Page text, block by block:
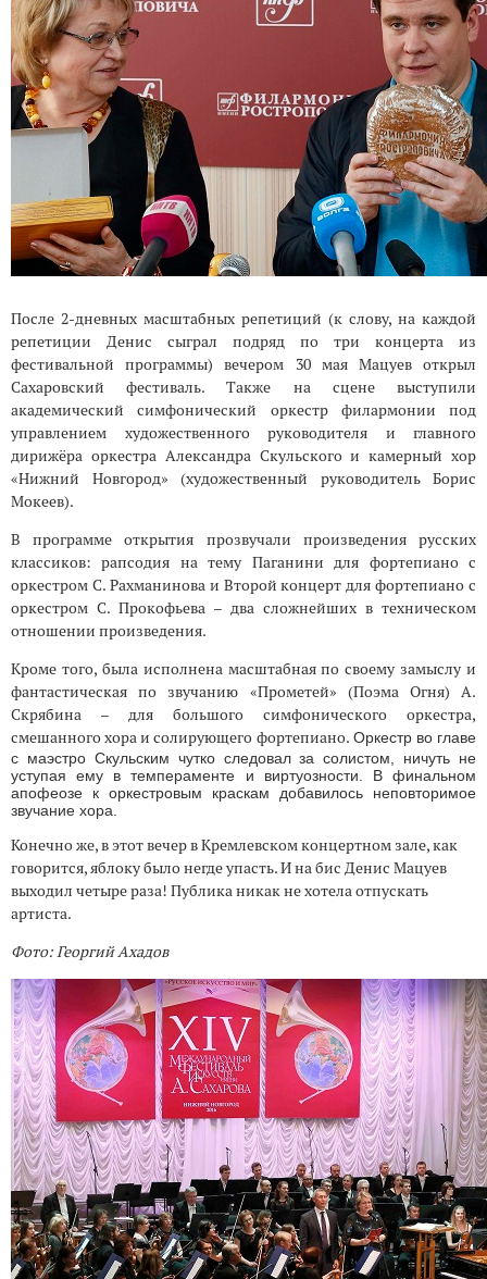
После 2-дневных масштабных репетиций (к слову, на каждой
репетиции Денис сыграл подряд по три концерта из
фестивальной программы) вечером 30 мая Мацуев открыл
Сахаровский фестиваль. Также на сцене выступили
академический симфонический оркестр филармонии под
управлением художественного руководителя и главного
дирижёра оркестра Александра Скульского и камерный хор
«Нижний Новгород» (художественный руководитель Борис
Мокеев).
В программе открытия прозвучали произведения русских
классиков: рапсодия на тему Паганини для фортепиано с
оркестром С. Рахманинова и Второй концерт для фортепиано с
оркестром С. Прокофьева – два сложнейших в техническом
отношении произведения.
Кроме того, была исполнена масштабная по своему замыслу и
фантастическая по звучанию «Прометей» (Поэма Огня) А.
Скрябина – для большого симфонического оркестра,
смешанного хора и солирующего фортепиано. Оркестр во главе
с маэстро Скульским чутко следовал за солистом, ничуть не
уступая ему в темпераменте и виртуозности. В финальном
апофеозе к оркестровым краскам добавилось неповторимое
звучание хора.
Конечно же, в этот вечер в Кремлевском концертном зале, как
говорится, яблоку было негде упасть. И на бис Денис Мацуев
выходил четыре раза! Публика никак не хотела отпускать
артиста.
Фото: Георгий Ахадов